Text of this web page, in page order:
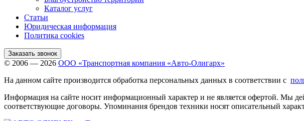
Каталог услуг
Статьи
Юридическая информация
Политика cookies
Заказать звонок
© 2006 — 2026 ООО «Транспортная компания «Авто-Олигарх»
На данном сайте производится обработка персональных данных в соответствии с
Информация на сайте носит информационный характер и не является офертой. Мы
соответствующие договоры. Упоминания брендов техники носят описательный